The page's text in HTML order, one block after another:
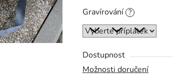
5
hvězdiček.
Gravírování ?
Dostupnost
Možnosti doručení